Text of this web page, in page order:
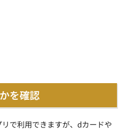
を確認
で利用できますが、dカードや